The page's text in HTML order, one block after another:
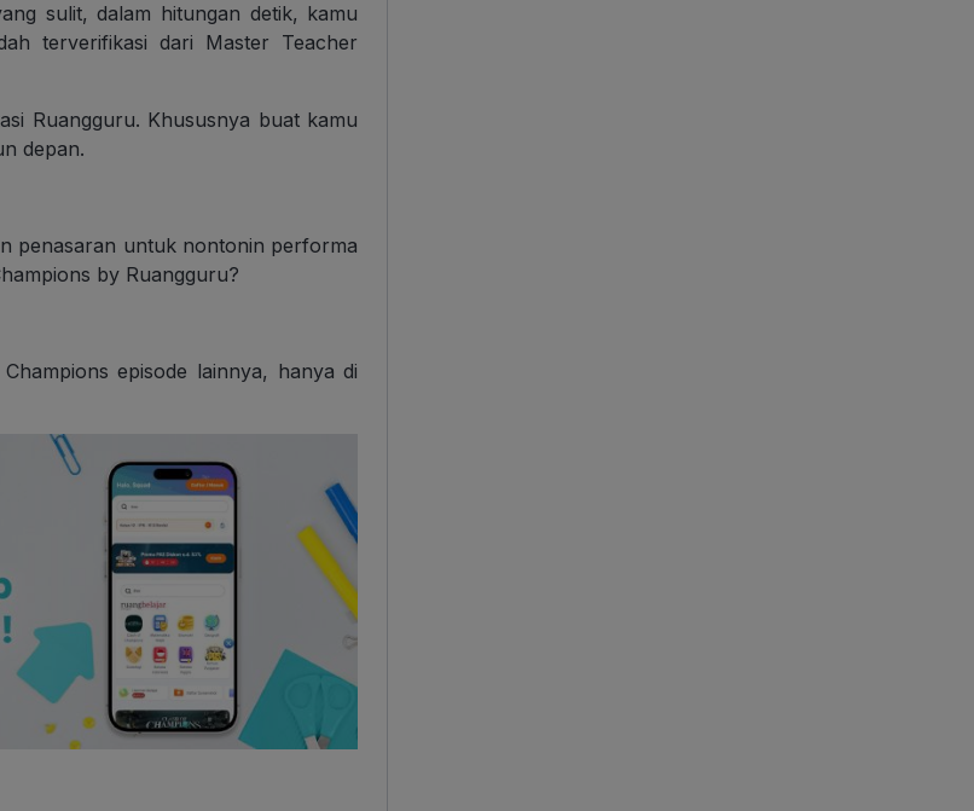
sulit, dalam hitungan detik, kamu
terverifikasi dari Master Teacher
Ruangguru. Khususnya buat kamu
depan.
penasaran untuk nontonin performa
by Ruangguru?
episode lainnya, hanya di